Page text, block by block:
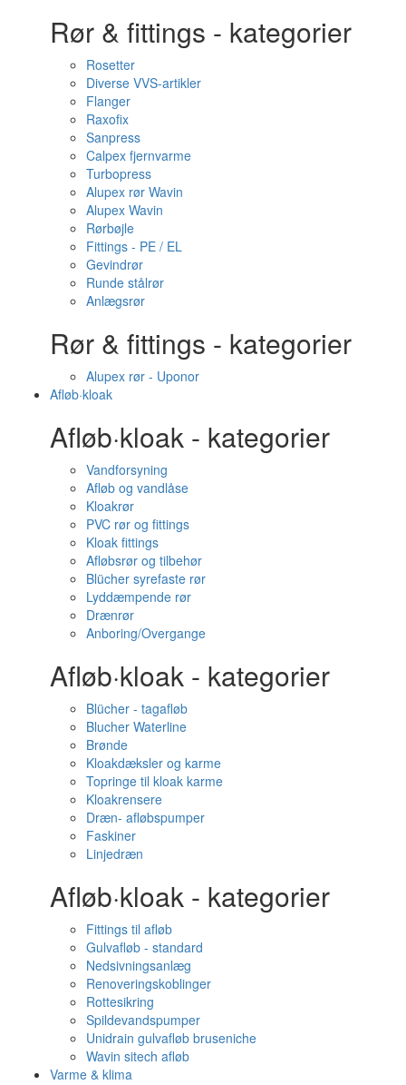
Rør & fittings - kategorier
Rosetter
Diverse VVS-artikler
Flanger
Raxofix
Sanpress
Calpex fjernvarme
Turbopress
Alupex rør Wavin
Alupex Wavin
Rørbøjle
Fittings - PE / EL
Gevindrør
Runde stålrør
Anlægsrør
Rør & fittings - kategorier
Alupex rør - Uponor
Afløb·kloak
Afløb·kloak - kategorier
Vandforsyning
Afløb og vandlåse
Kloakrør
PVC rør og fittings
Kloak fittings
Afløbsrør og tilbehør
Blücher syrefaste rør
Lyddæmpende rør
Drænrør
Anboring/Overgange
Afløb·kloak - kategorier
Blücher - tagafløb
Blucher Waterline
Brønde
Kloakdæksler og karme
Topringe til kloak karme
Kloakrensere
Dræn- afløbspumper
Faskiner
Linjedræn
Afløb·kloak - kategorier
Fittings til afløb
Gulvafløb - standard
Nedsivningsanlæg
Renoveringskoblinger
Rottesikring
Spildevandspumper
Unidrain gulvafløb bruseniche
Wavin sitech afløb
Varme & klima